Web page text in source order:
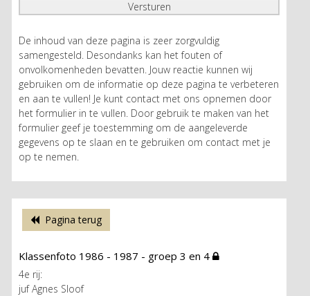
De inhoud van deze pagina is zeer zorgvuldig
samengesteld. Desondanks kan het fouten of
onvolkomenheden bevatten. Jouw reactie kunnen wij
gebruiken om de informatie op deze pagina te verbeteren
en aan te vullen! Je kunt contact met ons opnemen door
het formulier in te vullen. Door gebruik te maken van het
formulier geef je toestemming om de aangeleverde
gegevens op te slaan en te gebruiken om contact met je
op te nemen.
Pagina terug
Klassenfoto 1986 - 1987 - groep 3 en 4
4e rij:
juf Agnes Sloof